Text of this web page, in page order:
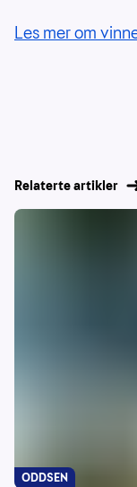
Les mer om
Relaterte artikler
ODDSEN